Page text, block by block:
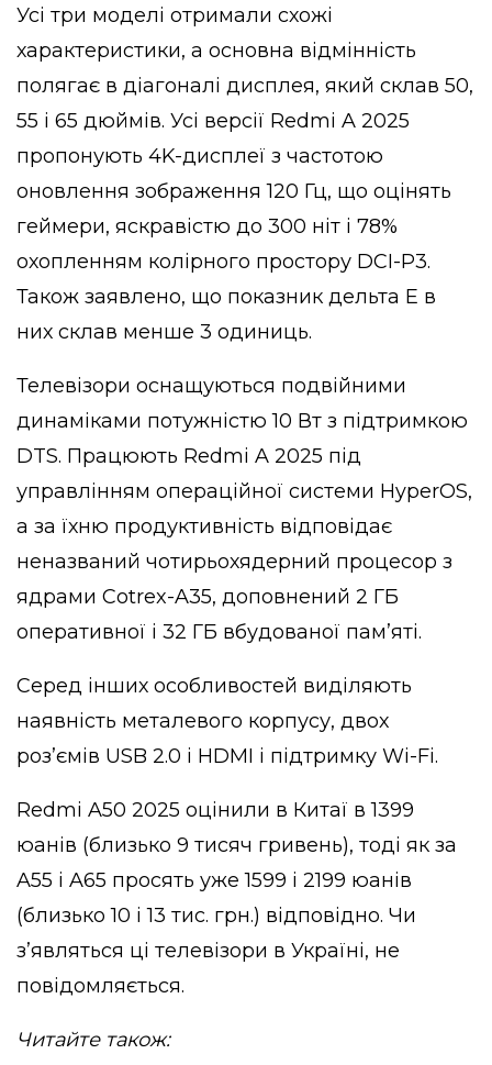
Усі три моделі отримали схожі
характеристики, а основна відмінність
полягає в діагоналі дисплея, який склав 50,
55 і 65 дюймів. Усі версії Redmi A 2025
пропонують 4K-дисплеї з частотою
оновлення зображення 120 Гц, що оцінять
геймери, яскравістю до 300 ніт і 78%
охопленням колірного простору DCI-P3.
Також заявлено, що показник дельта E в
них склав менше 3 одиниць.
Телевізори оснащуються подвійними
динаміками потужністю 10 Вт з підтримкою
DTS. Працюють Redmi A 2025 під
управлінням операційної системи HyperOS,
а за їхню продуктивність відповідає
неназваний чотирьохядерний процесор з
ядрами Cotrex-A35, доповнений 2 ГБ
оперативної і 32 ГБ вбудованої пам’яті.
Серед інших особливостей виділяють
наявність металевого корпусу, двох
роз’ємів USB 2.0 і HDMI і підтримку Wi-Fi.
Redmi A50 2025 оцінили в Китаї в 1399
юанів (близько 9 тисяч гривень), тоді як за
A55 і A65 просять уже 1599 і 2199 юанів
(близько 10 і 13 тис. грн.) відповідно. Чи
з’являться ці телевізори в Україні, не
повідомляється.
Читайте також: